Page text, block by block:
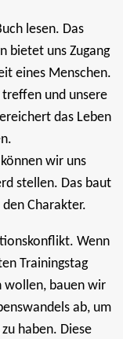
lesen. Das
bietet uns Zugang
eines Menschen.
und unsere
das Leben
wir uns
stellen. Das baut
Charakter.
Wenn
Trainingstag
wollen, bauen wir
ab, um
haben. Diese